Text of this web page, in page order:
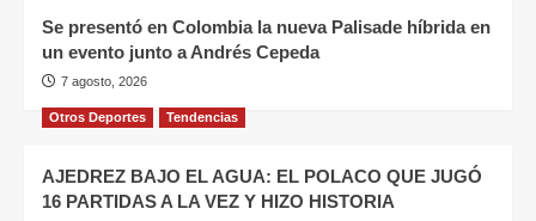
Se presentó en Colombia la nueva Palisade híbrida en
un evento junto a Andrés Cepeda
7 agosto, 2026
Otros Deportes Tendencias
AJEDREZ BAJO EL AGUA: EL POLACO QUE JUGÓ
16 PARTIDAS A LA VEZ Y HIZO HISTORIA